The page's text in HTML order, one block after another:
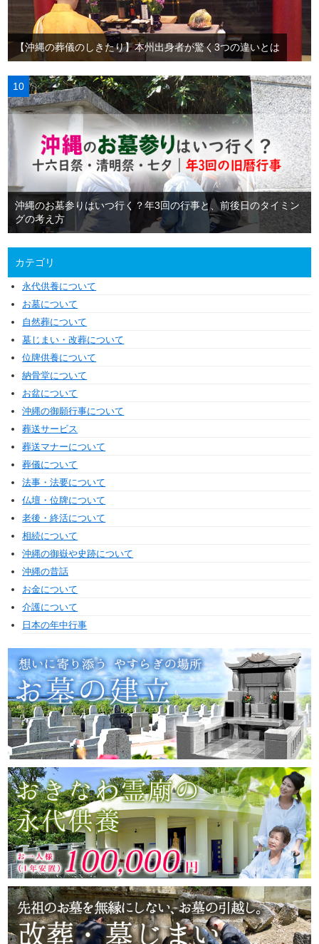
【沖縄の葬儀のしきたり】本州出身者が驚く3つの違いとは
沖縄のお墓参りはいつ行く？年3回の行事と、前後日のタイミン
グの考え方
カテゴリ
永代供養について
お墓について
自然葬について
墓じまい・改葬について
位牌供養について
納骨堂について
お盆について
沖縄の御願行事について
葬送サービス
葬送マナーについて
葬儀について
法事・法要について
仏壇・位牌について
老後・終活について
相続について
沖縄の御嶽や史跡について
沖縄の昔話
お金について
介護について
日本の年中行事